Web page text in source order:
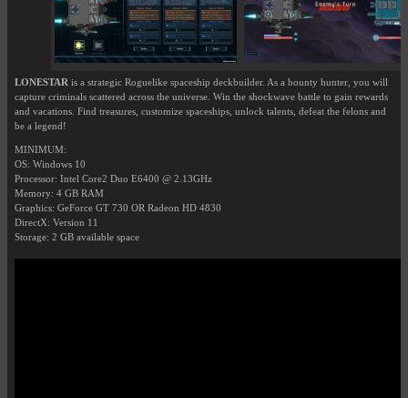
LONESTAR is a strategic Roguelike spaceship deckbuilder. As a bounty hunter, you will
capture criminals scattered across the universe. Win the shockwave battle to gain rewards
and vacations. Find treasures, customize spaceships, unlock talents, defeat the felons and
be a legend!
MINIMUM:
OS: Windows 10
Processor: Intel Core2 Duo E6400 @ 2.13GHz
Memory: 4 GB RAM
Graphics: GeForce GT 730 OR Radeon HD 4830
DirectX: Version 11
Storage: 2 GB available space